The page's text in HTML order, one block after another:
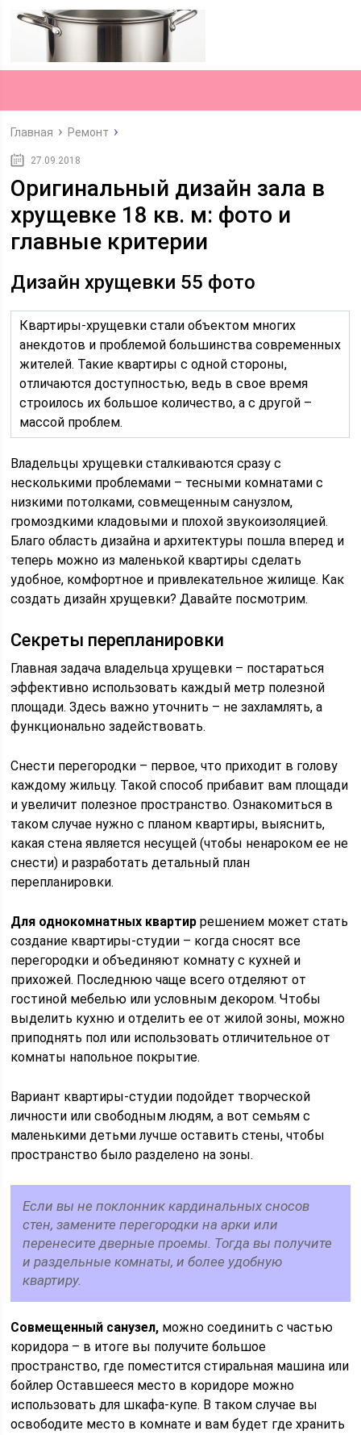
Главная Ремонт
27.09.2018
Оригинальный дизайн зала в
хрущевке 18 кв. м: фото и
главные критерии
Дизайн хрущевки 55 фото
Квартиры-хрущевки стали объектом многих
анекдотов и проблемой большинства современных
жителей. Такие квартиры с одной стороны,
отличаются доступностью, ведь в свое время
строилось их большое количество, а с другой –
массой проблем.
Владельцы хрущевки сталкиваются сразу с
несколькими проблемами – тесными комнатами с
низкими потолками, совмещенным санузлом,
громоздкими кладовыми и плохой звукоизоляцией.
Благо область дизайна и архитектуры пошла вперед и
теперь можно из маленькой квартиры сделать
удобное, комфортное и привлекательное жилище. Как
создать дизайн хрущевки? Давайте посмотрим.
Секреты перепланировки
Главная задача владельца хрущевки – постараться
эффективно использовать каждый метр полезной
площади. Здесь важно уточнить – не захламлять, а
функционально задействовать.
Снести перегородки – первое, что приходит в голову
каждому жильцу. Такой способ прибавит вам площади
и увеличит полезное пространство. Ознакомиться в
таком случае нужно с планом квартиры, выяснить,
какая стена является несущей (чтобы ненароком ее не
снести) и разработать детальный план
перепланировки.
Для однокомнатных квартир решением может стать
создание квартиры-студии – когда сносят все
перегородки и объединяют комнату с кухней и
прихожей. Последнюю чаще всего отделяют от
гостиной мебелью или условным декором. Чтобы
выделить кухню и отделить ее от жилой зоны, можно
приподнять пол или использовать отличительное от
комнаты напольное покрытие.
Вариант квартиры-студии подойдет творческой
личности или свободным людям, а вот семьям с
маленькими детьми лучше оставить стены, чтобы
пространство было разделено на зоны.
Если вы не поклонник кардинальных сносов
стен, замените перегородки на арки или
перенесите дверные проемы. Тогда вы получите
и раздельные комнаты, и более удобную
квартиру.
Совмещенный санузел, можно соединить с частью
коридора – в итоге вы получите большое
пространство, где поместится стиральная машина или
бойлер Оставшееся место в коридоре можно
использовать для шкафа-купе. В таком случае вы
освободите место в комнате и вам будет где хранить